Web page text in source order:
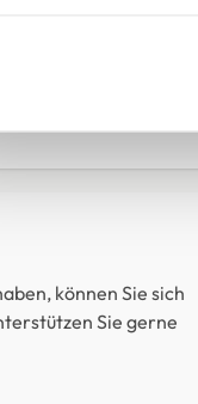
können Sie sich
Sie gerne